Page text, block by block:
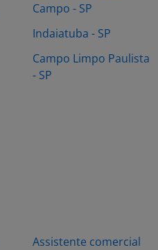
Campo - SP
Indaiatuba - SP
Campo Limpo Paulista
- SP
Assistente comercial